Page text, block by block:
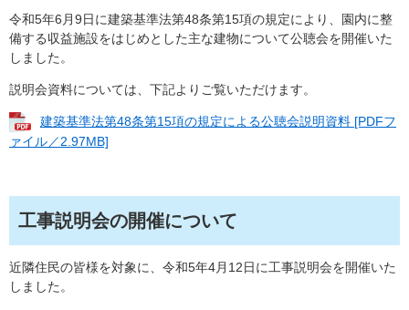
令和5年6月9日に建築基準法第48条第15項の規定により、園内に整
備する収益施設をはじめとした主な建物について公聴会を開催いた
しました。
説明会資料については、下記よりご覧いただけます。
建築基準法第48条第15項の規定による公聴会説明資料 [PDFフ
ァイル／2.97MB]
工事説明会の開催について
近隣住民の皆様を対象に、令和5年4月12日に工事説明会を開催いた
しました。